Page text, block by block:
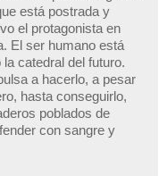
está postrada y
el protagonista en
El ser humano está
catedral del futuro.
a hacerlo, a pesar
hasta conseguirlo,
poblados de
con sangre y